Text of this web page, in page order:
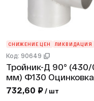
СНИЖЕНИЕ ЦЕН ЛИКВИДАЦИЯ
Код: 90649
Тройник-Д 90° (430/0,5
мм) Ф130 Оцинковка
732,60 ₽ / шт